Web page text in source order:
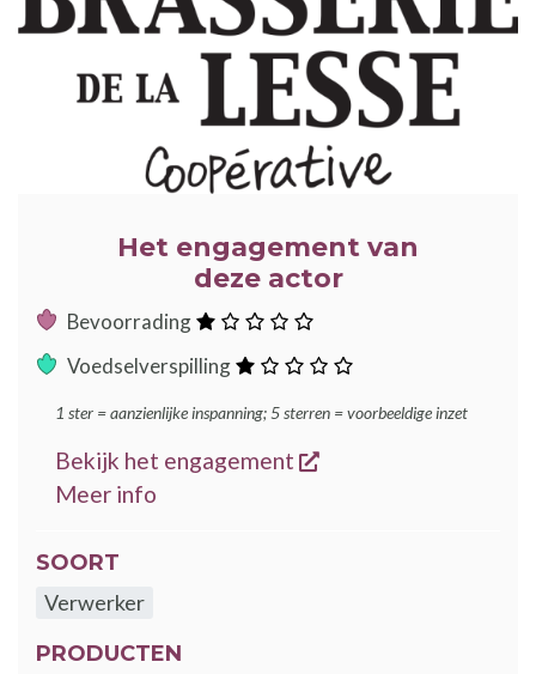
Het engagement van
deze actor
Bevoorrading
Voedselverspilling
1 ster = aanzienlijke inspanning; 5 sterren = voorbeeldige inzet
Bekijk het engagement
opent een nieuw
Meer info
SOORT
Verwerker
PRODUCTEN